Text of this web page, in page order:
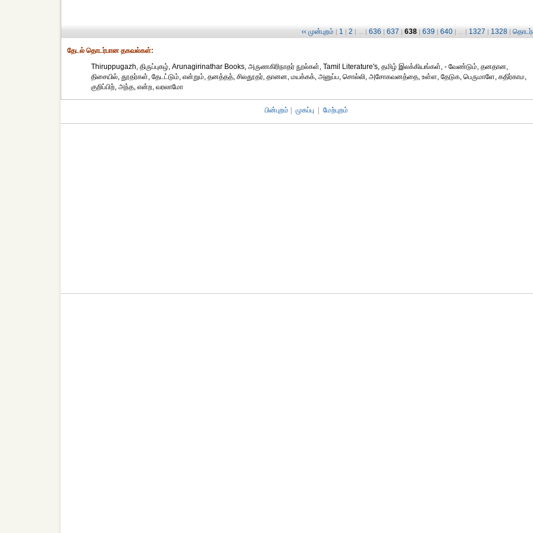
‹‹ முன்புறம் | 1 | 2 | ... | 636 | 637 | 638 | 639 | 640 | ... | 1327 | 1328 |
தேட‌ல் தொட‌ர்பான தகவ‌ல்க‌ள்:
Thiruppugazh, திருப்புகழ், Arunagirinathar Books, அருணகிரிநாதர் நூல்கள், Tamil Literature's, தமிழ் இலக்கியங்கள், - வேண்டும், தனதான,
திசையில், தூதர்கள், தேடட்டும், என்றும், தனத்தத், சிலதூதர், தானன, மயக்கக், அனுப்ப, சொல்லி, அசோகவனத்தை, உள்ள, தேடுக, பெருமாளே, கதிர்காம,
குறிப்பிற், அந்த, என்ற, வரலாமோ
பின்புறம் முகப்பு மேற்புறம்